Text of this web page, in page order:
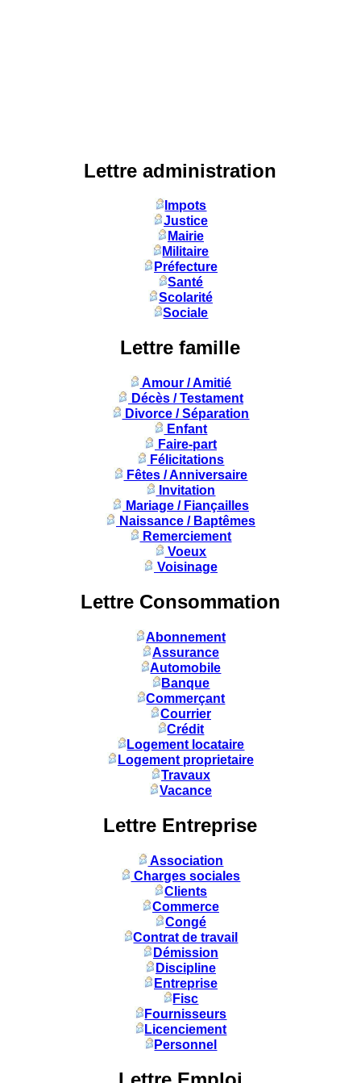
Lettre administration
Impots
Justice
Mairie
Militaire
Préfecture
Santé
Scolarité
Sociale
Lettre famille
Amour / Amitié
Décès / Testament
Divorce / Séparation
Enfant
Faire-part
Félicitations
Fêtes / Anniversaire
Invitation
Mariage / Fiançailles
Naissance / Baptêmes
Remerciement
Voeux
Voisinage
Lettre Consommation
Abonnement
Assurance
Automobile
Banque
Commerçant
Courrier
Crédit
Logement locataire
Logement proprietaire
Travaux
Vacance
Lettre Entreprise
Association
Charges sociales
Clients
Commerce
Congé
Contrat de travail
Démission
Discipline
Entreprise
Fisc
Fournisseurs
Licenciement
Personnel